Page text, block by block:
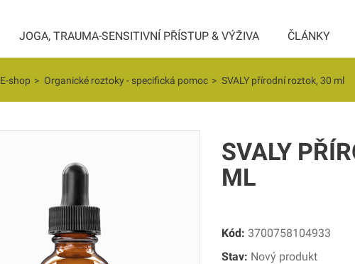
JOGA, TRAUMA-SENSITIVNÍ PŘÍSTUP & VÝŽIVA ČLÁNKY
E-shop > Organické roztoky - specifická pomoc > SVALY přírodní roztok, 30 ml
SVALY
ML
Kód: 3700758104933
Stav: Nový produkt